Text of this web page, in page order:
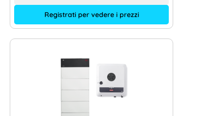
Registrati per vedere i prezzi